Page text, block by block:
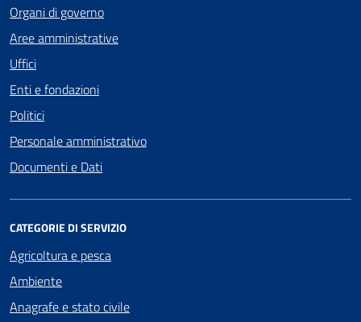
Organi di governo
Aree amministrative
Uffici
Enti e fondazioni
Politici
Personale amministrativo
Documenti e Dati
CATEGORIE DI SERVIZIO
Agricoltura e pesca
Ambiente
Anagrafe e stato civile